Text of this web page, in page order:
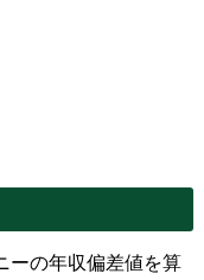
ーの年収偏差値を算